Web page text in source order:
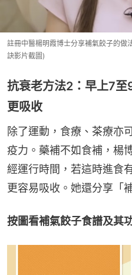
註冊中醫楊明霞博士分享補氣餃子的做
訣影片截圖)
抗衰老方法2：早上7
更吸收
除了運動，食療、茶療亦
疫力。藥補不如食補，楊
經運行時間，若這時進食
更容易吸收。她還分享「
按圖看補氣餃子食譜及其